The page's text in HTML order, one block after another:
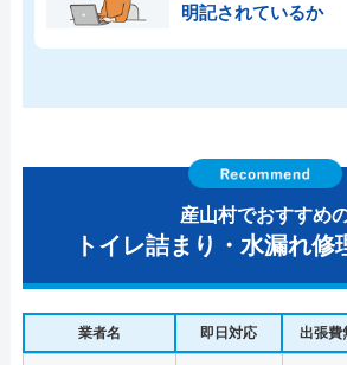
明記されているか
産山村でおすすめ
トイレ詰まり・水漏れ修
業者名 即日対応 出張費